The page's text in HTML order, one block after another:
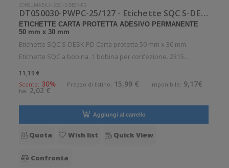
CONSUMABILI -SQC -S-DESK-PD
DT050030-PWPC-25/127 - Etichette SQC S-DESK-PD Carta protetta
ETICHETTE CARTA PROTETTA ADESIVO PERMANENTE
50 mm x 30 mm
Etichette SQC S-DESK-PD Carta protetta 50 mm x 30 mm
Etichette SQC a bobina. 1 bobina per confezione. 2315
etichette per bobina. Etichette in carta protetta con adesivo
permanente. Diametro interno: 25 mm. Diametro esterno: 127
mm. Tipo: Supporto
11,19 €
Sconto: 30% Prezzo di listino: 15,99 € Imponibile: 9,17€
Iva: 2,02 €
Aggiungi al carrello
Quota Wish list Quick View
Confronta